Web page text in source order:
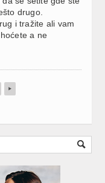
drugo.
i tražite ali vam
a ne
▸